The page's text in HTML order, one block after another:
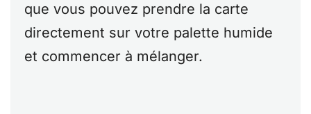
que vous pouvez prendre la carte
directement sur votre palette humide
et commencer à mélanger.